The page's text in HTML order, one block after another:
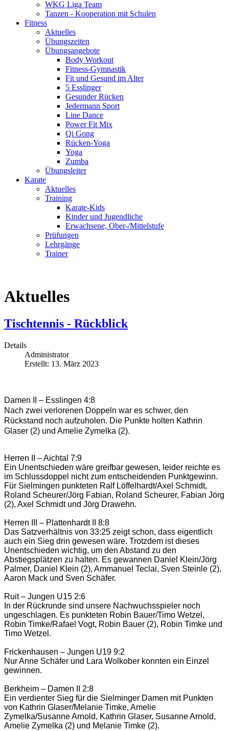
WKG Liga Team
Tanzen - Kooperation mit Schulen
Fitness
Aktuelles
Übungszeiten
Übungsangebote
Body Workout
Fitness-Gymnastik
Fit und Gesund im Alter
5 Esslinger
Gesunder Rücken
Jedermann Sport
Line Dance
Power Fit Mix
Qi Gong
Rücken-Yoga
Yoga
Zumba
Übungsleiter
Karate
Aktuelles
Training
Karate-Kids
Kinder und Jugendliche
Erwachsene, Ober-/Mittelstufe
Prüfungen
Lehrgänge
Trainer
Aktuelles
Tischtennis - Rückblick
Details
Administrator
Erstellt: 13. März 2023
Damen II – Esslingen 4:8
Nach zwei verlorenen Doppeln war es schwer, den
Rückstand noch aufzuholen. Die Punkte holten Kathrin
Glaser (2) und Amelie Zymelka (2).
Herren II – Aichtal 7:9
Ein Unentschieden wäre greifbar gewesen, leider reichte es
im Schlussdoppel nicht zum entscheidenden Punktgewinn.
Für Sielmingen punkteten Ralf Löffelhardt/Axel Schmidt,
Roland Scheurer/Jörg Fabian, Roland Scheurer, Fabian Jörg
(2), Axel Schmidt und Jörg Drawehn.
Herren III – Plattenhardt II 8:8
Das Satzverhältnis von 33:25 zeigt schon, dass eigentlich
auch ein Sieg drin gewesen wäre. Trotzdem ist dieses
Unentschieden wichtig, um den Abstand zu den
Abstiegsplätzen zu halten. Es gewannen Daniel Klein/Jörg
Palmer, Daniel Klein (2), Ammanuel Teclai, Sven Steinle (2),
Aaron Mack und Sven Schäfer.
Ruit – Jungen U15 2:6
In der Rückrunde sind unsere Nachwuchsspieler noch
ungeschlagen. Es punkteten Robin Bauer/Timo Wetzel,
Robin Timke/Rafael Vogt, Robin Bauer (2), Robin Timke und
Timo Wetzel.
Frickenhausen – Jungen U19 9:2
Nur Anne Schäfer und Lara Wolkober konnten ein Einzel
gewinnen.
Berkheim – Damen II 2:8
Ein verdienter Sieg für die Sielminger Damen mit Punkten
von Kathrin Glaser/Melanie Timke, Amelie
Zymelka/Susanne Arnold, Kathrin Glaser, Susanne Arnold,
Amelie Zymelka (2) und Melanie Timke (2).